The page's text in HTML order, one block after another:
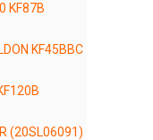
KF87B
KF45BBC
(20SL06091)